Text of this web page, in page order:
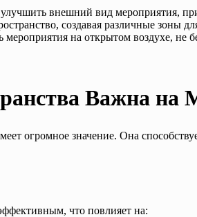
внешний вид мероприятия,
создавая различные зоны
на открытом воздухе, не
Важна на
огромное значение. Она
что повлияет на: